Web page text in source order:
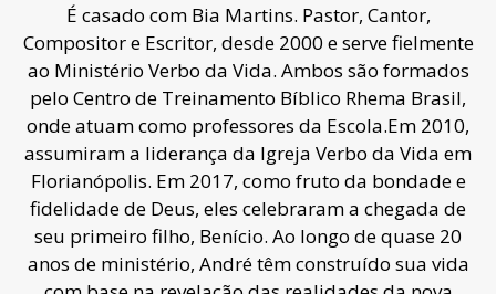
É casado com Bia Martins. Pastor, Cantor,
Compositor e Escritor, desde 2000 e serve fielmente
ao Ministério Verbo da Vida. Ambos são formados
pelo Centro de Treinamento Bíblico Rhema Brasil,
onde atuam como professores da Escola.Em 2010,
assumiram a liderança da Igreja Verbo da Vida em
Florianópolis. Em 2017, como fruto da bondade e
fidelidade de Deus, eles celebraram a chegada de
seu primeiro filho, Benício. Ao longo de quase 20
anos de ministério, André têm construído sua vida